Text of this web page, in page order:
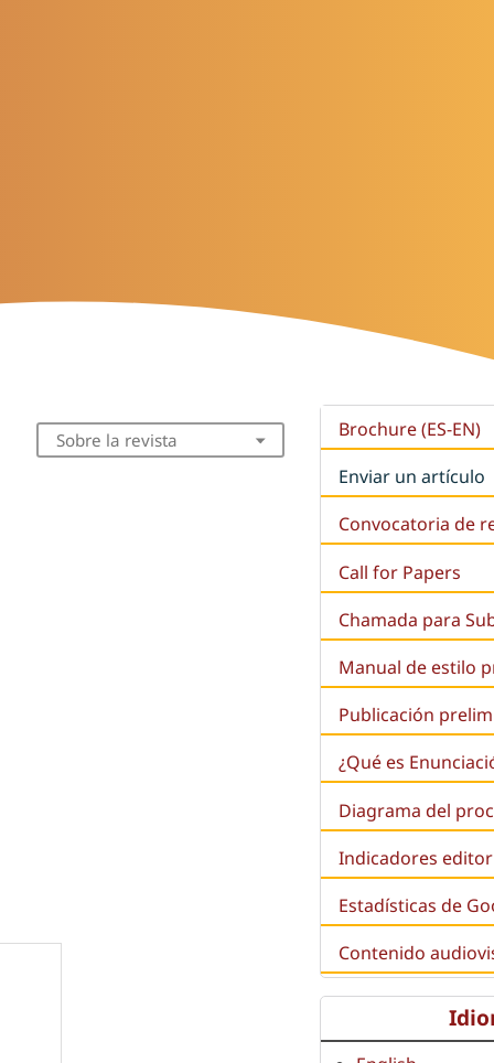
Sobre la revista
Brochure (ES-EN)
Enviar un artículo
Convocatoria de
Call for Papers
Chamada para
Manual de estilo
Publicación
¿Qué es
Diagrama del
Indicadores
Estadísticas de
Contenido